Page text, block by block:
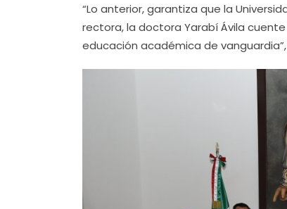
“Lo anterior, garantiza que la
rectora, la doctora Yarabí Ávila
educación académica de